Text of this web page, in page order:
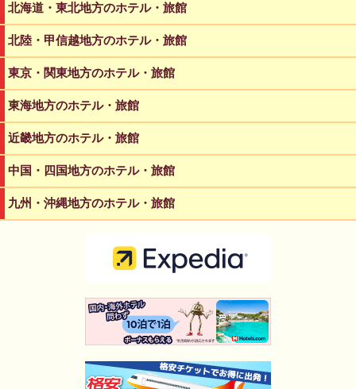
北海道・東北地方のホテル・旅館
北陸・甲信越地方のホテル・旅館
東京・関東地方のホテル・旅館
東海地方のホテル・旅館
近畿地方のホテル・旅館
中国・四国地方のホテル・旅館
九州・沖縄地方のホテル・旅館